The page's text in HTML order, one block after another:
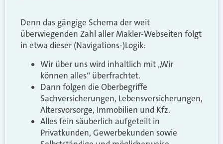
Denn das gängige Schema der weit
überwiegenden Zahl aller Makler-Webseiten folgt
in etwa dieser (Navigations-)Logik:
Wir über uns wird inhaltlich mit „Wir
können alles“ überfrachtet.
Dann folgen die Oberbegriffe
Sachversicherungen, Lebensversicherungen,
Altersvorsorge, Immobilien und Kfz.
Alles fein säuberlich aufgeteilt in
Privatkunden, Gewerbekunden sowie